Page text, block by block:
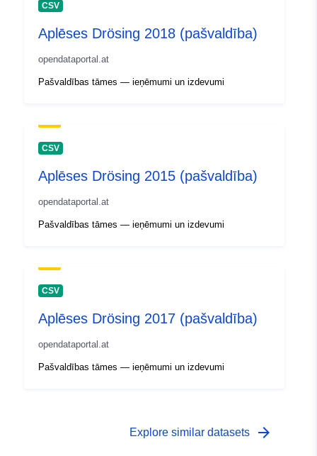
CSV
Aplēses Drösing 2018 (pašvaldība)
opendataportal.at
Pašvaldības tāmes — ieņēmumi un izdevumi
CSV
Aplēses Drösing 2015 (pašvaldība)
opendataportal.at
Pašvaldības tāmes — ieņēmumi un izdevumi
CSV
Aplēses Drösing 2017 (pašvaldība)
opendataportal.at
Pašvaldības tāmes — ieņēmumi un izdevumi
Explore similar datasets arrow_forward